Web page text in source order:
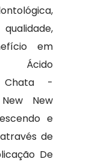
em
Ácido
Chata -
New
e
de
De